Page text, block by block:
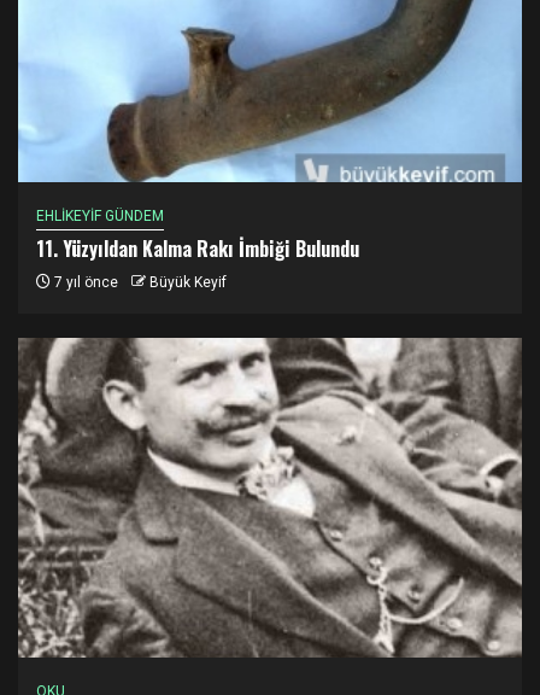
EHLİKEYİF GÜNDEM
11. Yüzyıldan Kalma Rakı İmbiği Bulundu
7 yıl önce Büyük Keyif